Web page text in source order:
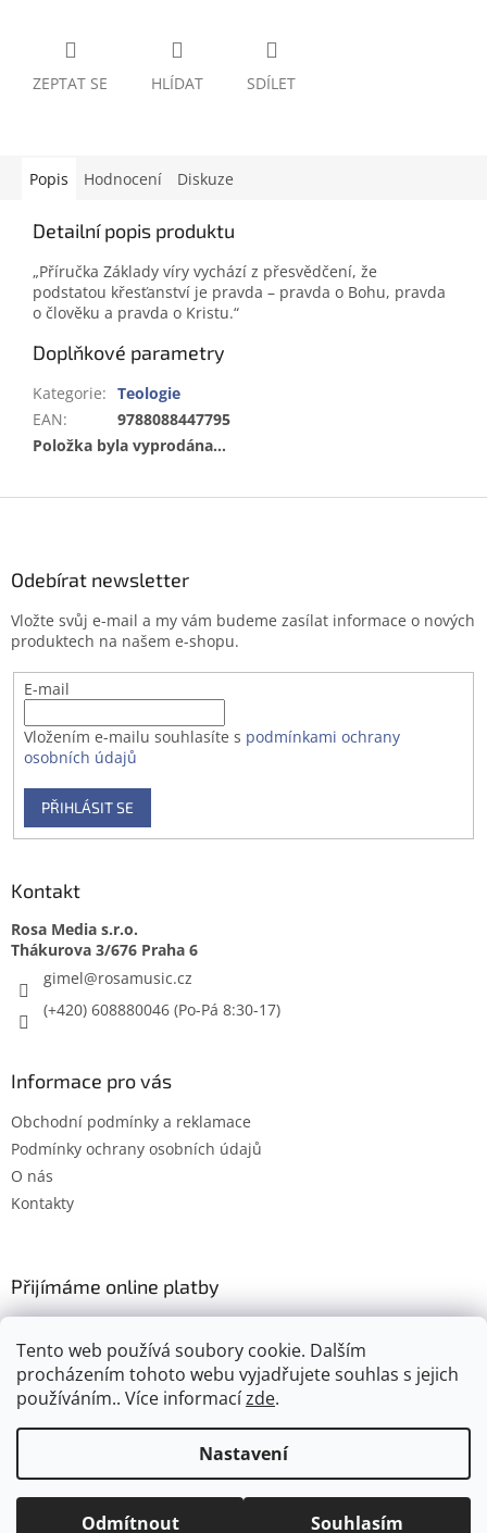
Tento web používá soubory cookie. Dalším
procházením tohoto webu vyjadřujete souhlas s jejich
používáním.. Více informacízde.
Nastavení
Odmítnout Souhlasím
ZEPTAT SE HLÍDAT SDÍLET
Popis Hodnocení Diskuze
Detailní popis produktu
„Příručka Základy víry vychází z přesvědčení, že
podstatou křesťanství je pravda – pravda o Bohu, pravda
o člověku a pravda o Kristu.“
Doplňkové parametry
Kategorie: Teologie
EAN:
9788088447795
Položka byla vyprodána…
Odebírat newsletter
Vložte svůj e-mail a my vám budeme zasílat informace o nových
produktech na našem e-shopu.
E-mail
Vložením e-mailu souhlasíte s podmínkami ochrany
osobních údajů
PŘIHLÁSIT SE
Kontakt
Rosa Media s.r.o.
gimel@rosamusic.cz
(+420) 608880046
Informace pro vás
Obchodní podmínky a reklamace
Podmínky ochrany osobních údajů
O nás
Kontakty
Přijímáme online platby
. Všechna práva vyhrazena.